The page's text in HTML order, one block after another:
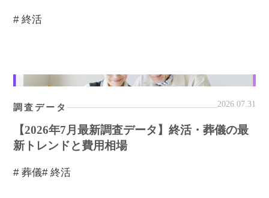
# 終活
調査データ 2026.07.31
【2026年7月最新調査データ】終活・葬儀の最
新トレンドと費用相場
# 葬儀# 終活